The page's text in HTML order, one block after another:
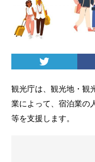
観光庁は、観光地・観
業によって、宿泊業の
等を支援します。